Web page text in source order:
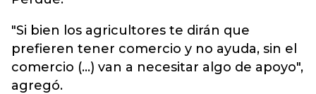
"Si bien los agricultores te dirán que
prefieren tener comercio y no ayuda, sin el
comercio (...) van a necesitar algo de apoyo",
agregó.